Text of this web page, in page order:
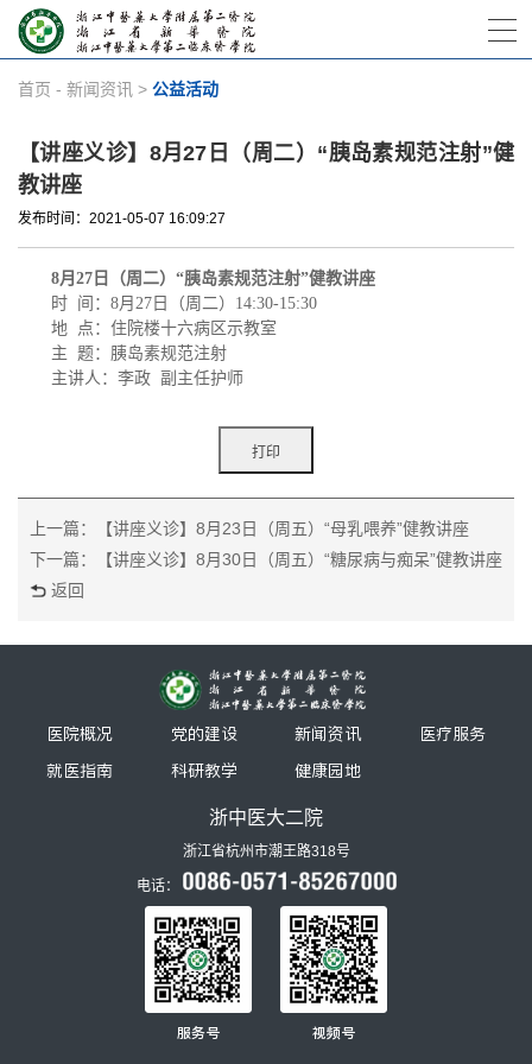
首页 - 新闻资讯 > 公益活动
【讲座义诊】8月27日（周二）“胰岛素规范注射”健
教讲座
发布时间：2021-05-07 16:09:27
8月27 日（周二）“胰岛素规范注射”健教讲座
时 间： 8月 27 日（周二） 14:30-15:30
地 点： 住院楼十六病区示教室
主 题： 胰岛素规范注射
主讲人：李政 副主任护师
上一篇：【讲座义诊】8月23日（周五）“母乳喂养”健教讲座
下一篇：【讲座义诊】8月30日（周五）“糖尿病与痴呆”健教讲座
返回
医院概况 党的建设 新闻资讯
医疗服务
就医指南
科研教学 健康园地
浙中医大二院
浙江省杭州市潮王路318号
电话：
服务号 视频号